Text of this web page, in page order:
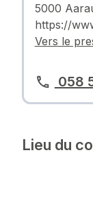
5000
https://
Vers le
058
Lieu du